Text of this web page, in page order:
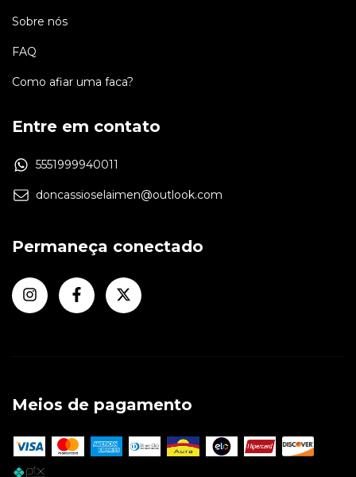
Sobre nós
FAQ
Como afiar uma faca?
Entre em contato
5551999940011
doncassioselaimen@outlook.com
Permaneça conectado
Meios de pagamento